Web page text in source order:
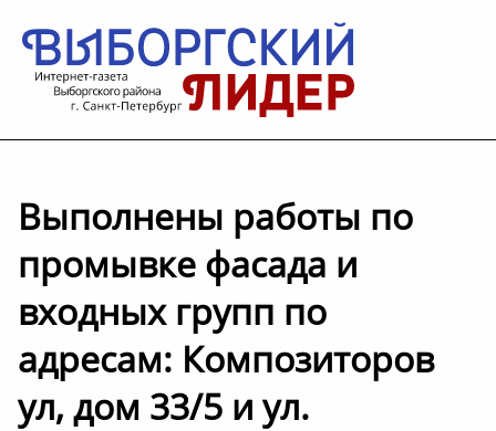
Выполнены работы по
промывке фасада и
входных групп по
адресам: Композиторов
ул, дом 33/5 и ул.